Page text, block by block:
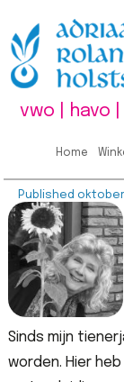
vwo | havo
Home
Published oktober
Sinds mijn
worden. Hier